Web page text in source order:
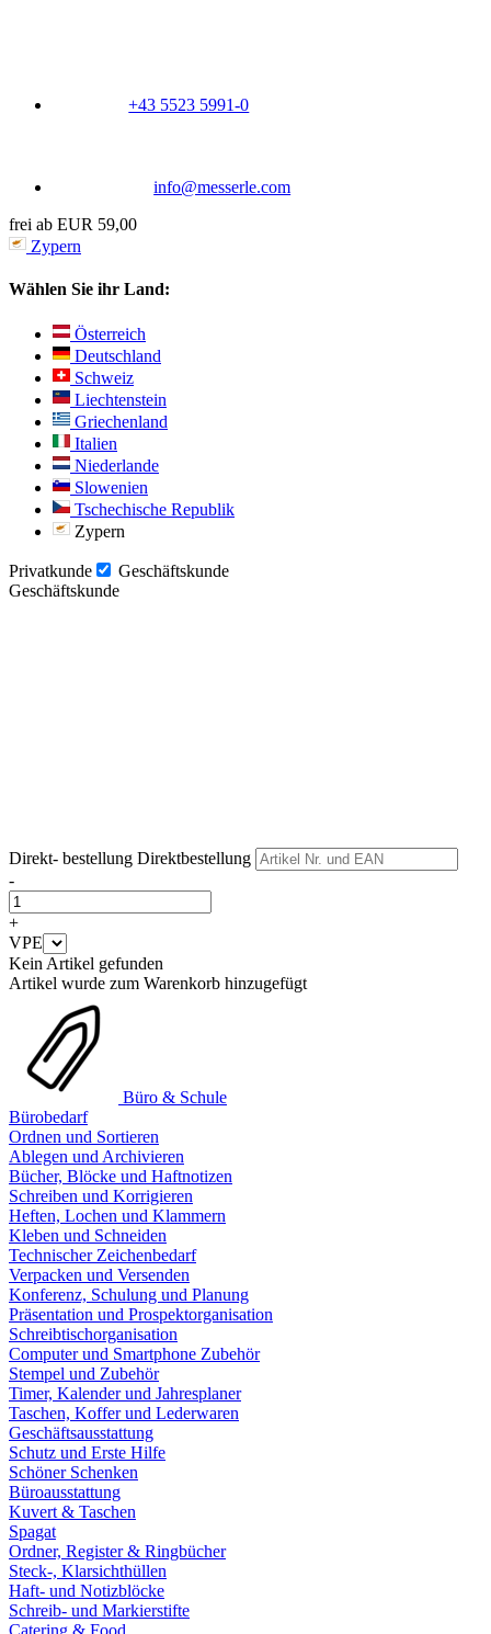
+43 5523 5991-0
info@messerle.com
frei ab EUR 59,00
Zypern
Wählen Sie ihr Land:
Österreich
Deutschland
Schweiz
Liechtenstein
Griechenland
Italien
Niederlande
Slowenien
Tschechische Republik
Zypern
Privatkunde
Geschäftskunde
Geschäftskunde
Direkt- bestellung Direktbestellung
-
+
VPE
Kein Artikel gefunden
Artikel wurde zum Warenkorb hinzugefügt
Büro & Schule
Bürobedarf
Ordnen und Sortieren
Ablegen und Archivieren
Bücher, Blöcke und Haftnotizen
Schreiben und Korrigieren
Heften, Lochen und Klammern
Kleben und Schneiden
Technischer Zeichenbedarf
Verpacken und Versenden
Konferenz, Schulung und Planung
Präsentation und Prospektorganisation
Schreibtischorganisation
Computer und Smartphone Zubehör
Stempel und Zubehör
Timer, Kalender und Jahresplaner
Taschen, Koffer und Lederwaren
Geschäftsausstattung
Schutz und Erste Hilfe
Schöner Schenken
Büroausstattung
Kuvert & Taschen
Spagat
Ordner, Register & Ringbücher
Steck-, Klarsichthüllen
Haft- und Notizblöcke
Schreib- und Markierstifte